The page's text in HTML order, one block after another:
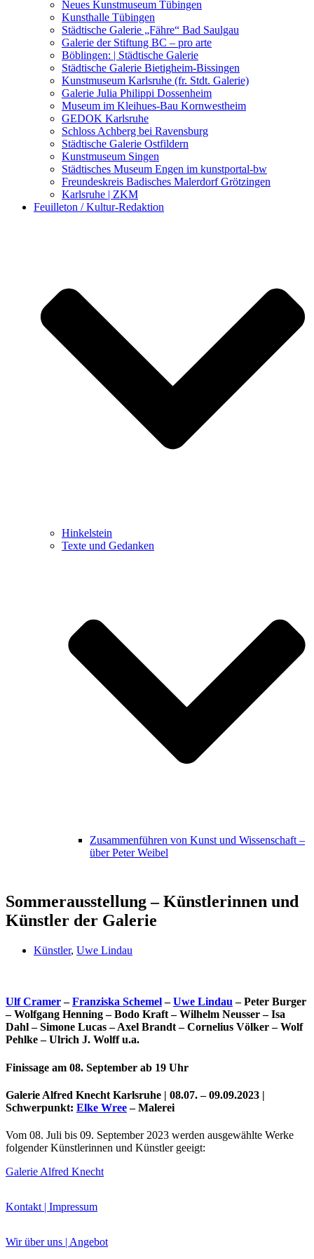
Kunstwettbewerbe, Ausschreibungen für Künstler
Neues Kunstmuseum Tübingen
Kunsthalle Tübingen
Städtische Galerie „Fähre“ Bad Saulgau
Galerie der Stiftung BC – pro arte
Böblingen: | Städtische Galerie
Städtische Galerie Bietigheim-Bissingen
Kunstmuseum Karlsruhe (fr. Stdt. Galerie)
Galerie Julia Philippi Dossenheim
Museum im Kleihues-Bau Kornwestheim
GEDOK Karlsruhe
Schloss Achberg bei Ravensburg
Städtische Galerie Ostfildern
Kunstmuseum Singen
Städtisches Museum Engen im kunstportal-bw
Freundeskreis Badisches Malerdorf Grötzingen
Karlsruhe | ZKM
Feuilleton / Kultur-Redaktion
Hinkelstein
Texte und Gedanken
Zusammenführen von Kunst und Wissenschaft –
über Peter Weibel
Uli Rothfuss
Sommerausstellung – Künstlerinnen und
Künstler der Galerie
Künstler, Uwe Lindau
Ulf Cramer–Franziska Schemel–Uwe Lindau – Peter Burger
– Wolfgang Henning – Bodo Kraft – Wilhelm Neusser – Isa
Dahl – Simone Lucas – Axel Brandt – Cornelius Völker – Wolf
Pehlke – Ulrich J. Wolff u.a.
Finissage am 08. September ab 19 Uhr
Galerie Alfred Knecht Karlsruhe | 08.07. – 09.09.2023 |
Schwerpunkt: Elke Wree– Malerei
Vom 08. Juli bis 09. September 2023 werden ausgewählte Werke
folgender Künstlerinnen und Künstler geeigt:
Galerie Alfred Knecht
Kontakt | Impressum
Wir über uns | Angebot